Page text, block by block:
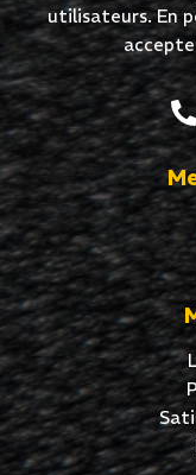
utilisateurs. En